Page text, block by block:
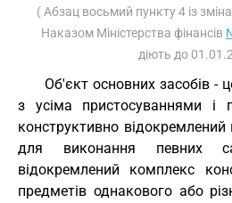
( Абзац восьмий пункту 4 із
Наказом Міністерства фінансів
діють до
Об'єкт основних засобів -
з усіма пристосуваннями і
конструктивно
для виконання певних
відокремлений комплекс
предметів однакового або